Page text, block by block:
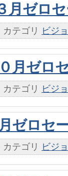
月ゼロ
カテゴリ ビジ
月ゼロ
カテゴリ ビジ
ゼロセ
カテゴリ ビジ